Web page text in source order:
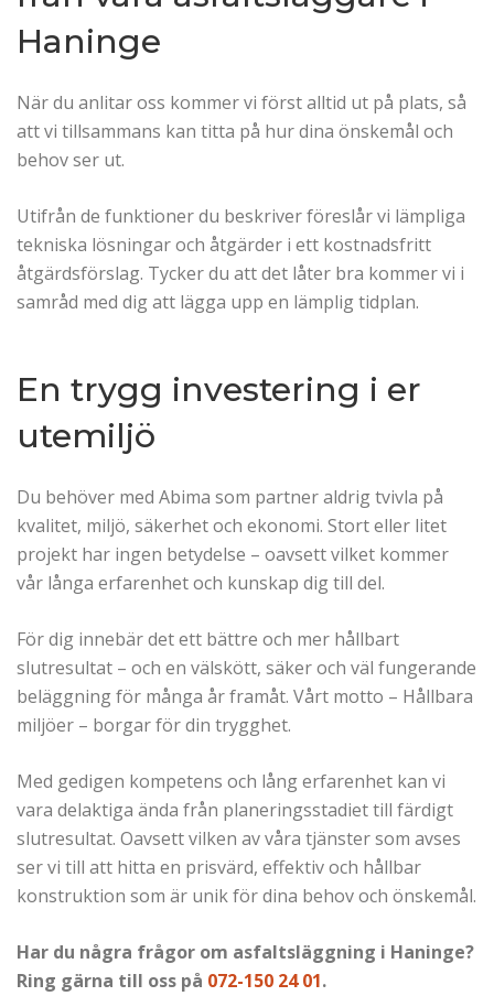
Haninge
När du anlitar oss kommer vi först alltid ut på plats, så
att vi tillsammans kan titta på hur dina önskemål och
behov ser ut.
Utifrån de funktioner du beskriver föreslår vi lämpliga
tekniska lösningar och åtgärder i ett kostnadsfritt
åtgärdsförslag. Tycker du att det låter bra kommer vi i
samråd med dig att lägga upp en lämplig tidplan.
En trygg investering i er
utemiljö
Du behöver med Abima som partner aldrig tvivla på
kvalitet, miljö, säkerhet och ekonomi. Stort eller litet
projekt har ingen betydelse – oavsett vilket kommer
vår långa erfarenhet och kunskap dig till del.
För dig innebär det ett bättre och mer hållbart
slutresultat – och en välskött, säker och väl fungerande
beläggning för många år framåt. Vårt motto – Hållbara
miljöer – borgar för din trygghet.
Med gedigen kompetens och lång erfarenhet kan vi
vara delaktiga ända från planeringsstadiet till färdigt
slutresultat. Oavsett vilken av våra tjänster som avses
ser vi till att hitta en prisvärd, effektiv och hållbar
konstruktion som är unik för dina behov och önskemål.
Har du några frågor om asfaltsläggning i Haninge?
Ring gärna till oss på 072-150 24 01.